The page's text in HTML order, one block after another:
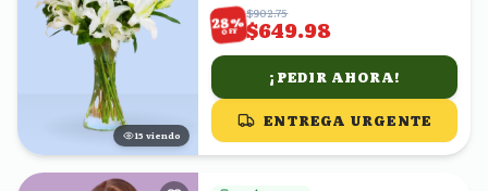
16 viendo
28%
OFF
$902.75
$649.98
¡PEDIR AHORA!
ENTREGA URGENTE